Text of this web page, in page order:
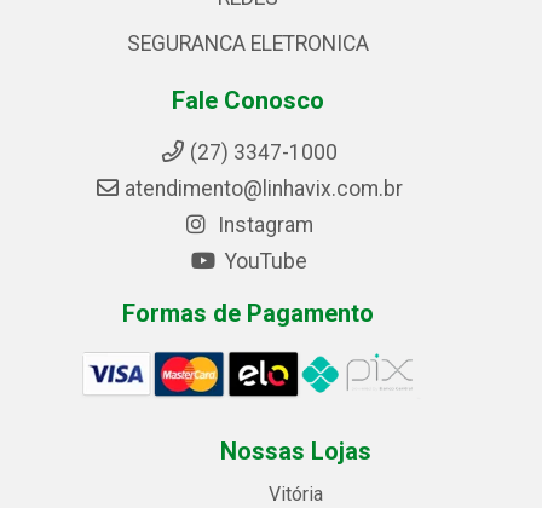
SEGURANCA ELETRONICA
Fale Conosco
(27) 3347-1000
atendimento@linhavix.com.br
Instagram
YouTube
Formas de Pagamento
Nossas Lojas
Vitória